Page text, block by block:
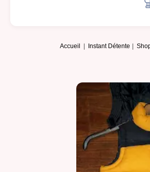
Accueil Instant Détente